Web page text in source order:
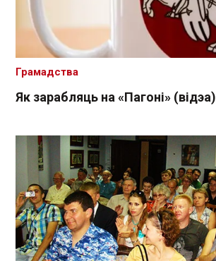
Як зарабляць на «Пагоні» (відэа)
Грамадства